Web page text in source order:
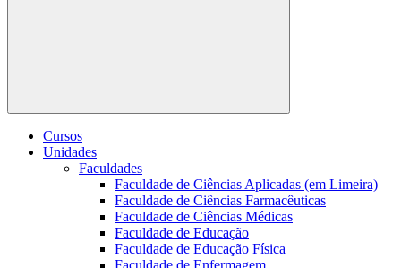
Buscar
Cursos
Unidades
Faculdades
Faculdade de Ciências Aplicadas (em Limeira)
Faculdade de Ciências Farmacêuticas
Faculdade de Ciências Médicas
Faculdade de Educação
Faculdade de Educação Física
Faculdade de Enfermagem